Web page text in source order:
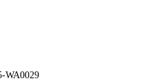
WA0029